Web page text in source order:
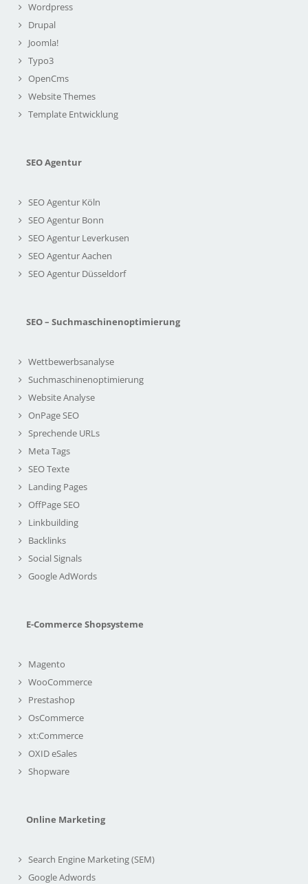
Wordpress
Drupal
Joomla!
Typo3
OpenCms
Website Themes
Template Entwicklung
SEO Agentur
SEO Agentur Köln
SEO Agentur Bonn
SEO Agentur Leverkusen
SEO Agentur Aachen
SEO Agentur Düsseldorf
SEO – Suchmaschinenoptimierung
Wettbewerbsanalyse
Suchmaschinenoptimierung
Website Analyse
OnPage SEO
Sprechende URLs
Meta Tags
SEO Texte
Landing Pages
OffPage SEO
Linkbuilding
Backlinks
Social Signals
Google AdWords
E-Commerce Shopsysteme
Magento
WooCommerce
Prestashop
OsCommerce
xt:Commerce
OXID eSales
Shopware
Online Marketing
Search Engine Marketing (SEM)
Google Adwords